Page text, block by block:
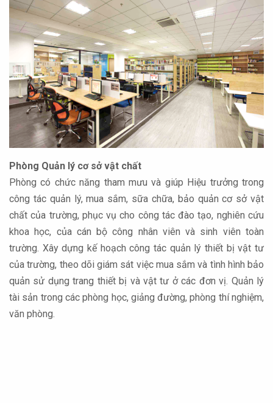
Phòng Quản lý cơ sở vật chất
Phòng có chức năng tham mưu và giúp Hiệu trưởng trong
công tác quản lý, mua sắm, sữa chữa, bảo quản cơ sở vật
chất của trường, phục vụ cho công tác đào tạo, nghiên cứu
khoa học, của cán bộ công nhân viên và sinh viên toàn
trường. Xây dựng kế hoạch công tác quản lý thiết bị vật tư
của trường, theo dõi giám sát việc mua sắm và tình hình bảo
quản sử dụng trang thiết bị và vật tư ở các đơn vị. Quản lý
tài sản trong các phòng học, giảng đường, phòng thí nghiệm,
văn phòng.